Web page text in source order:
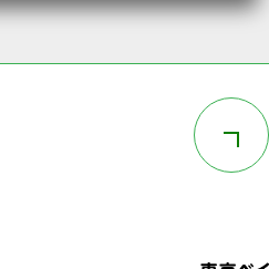
このペー